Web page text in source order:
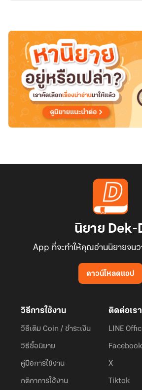
นิยาย Dek-
App ที่จะทำให้คุณอ่านนิยายจนว
ดาวน์โหลดแอป
วิธีการใช้งาน
วิธีเติม Coin / ชำระเงิน
วิธีซื้อนิยาย
คู่มือการใช้งาน
กติกาการใช้งาน
ติดต่อเรา
LINE
Facebook
X
Tiktok